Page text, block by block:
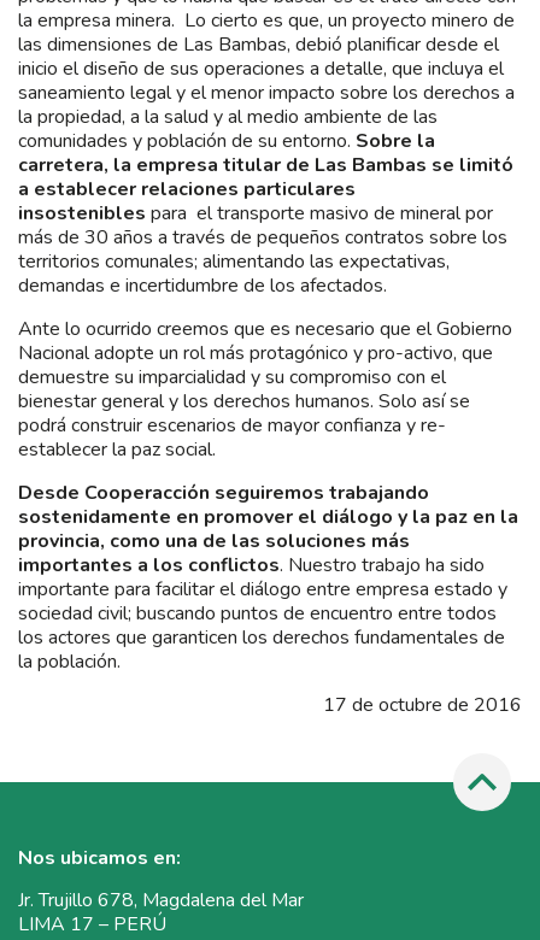
la empresa minera. Lo cierto es que, un proyecto minero de
las dimensiones de Las Bambas, debió planificar desde el
inicio el diseño de sus operaciones a detalle, que incluya el
saneamiento legal y el menor impacto sobre los derechos a
la propiedad, a la salud y al medio ambiente de las
comunidades y población de su entorno. Sobre la
carretera, la empresa titular de Las Bambas se limitó
a establecer relaciones particulares
insostenibles para el transporte masivo de mineral por
más de 30 años a través de pequeños contratos sobre los
territorios comunales; alimentando las expectativas,
demandas e incertidumbre de los afectados.
Ante lo ocurrido creemos que es necesario que el Gobierno
Nacional adopte un rol más protagónico y pro-activo, que
demuestre su imparcialidad y su compromiso con el
bienestar general y los derechos humanos. Solo así se
podrá construir escenarios de mayor confianza y re-
establecer la paz social.
Desde Cooperacción seguiremos trabajando
sostenidamente en promover el diálogo y la paz en la
provincia, como una de las soluciones más
importantes a los conflictos. Nuestro trabajo ha sido
importante para facilitar el diálogo entre empresa estado y
sociedad civil; buscando puntos de encuentro entre todos
los actores que garanticen los derechos fundamentales de
la población.
17 de octubre de 2016
Nos ubicamos en:
Jr. Trujillo 678, Magdalena del Mar
LIMA 17 – PERÚ